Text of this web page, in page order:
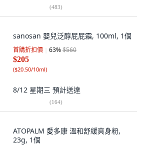
(483)
sanosan 嬰兒泛醇屁屁霜, 100ml, 1個
首購折扣價 63%$560
$205
($20.50/10ml)
8/12 星期三 預計送達
(164)
ATOPALM 愛多康 溫和舒緩爽身粉,
23g, 1個